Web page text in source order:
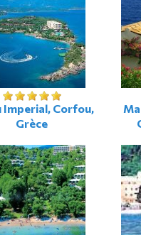
Imperial, Corfou,
Grèce